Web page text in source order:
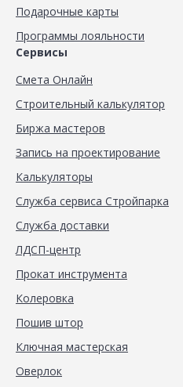
Подарочные карты
Программы лояльности
Сервисы
Смета Онлайн
Строительный калькулятор
Биржа мастеров
Запись на проектирование
Калькуляторы
Служба сервиса Стройпарка
Служба доставки
ЛДСП-центр
Прокат инструмента
Колеровка
Пошив штор
Ключная мастерская
Оверлок